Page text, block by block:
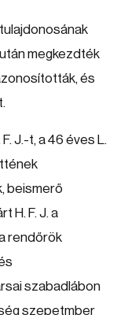
megkezdték
és
J.-t, a 46 éves L.
beismerő
H. F. J. a
rendőrök
szabadlábon
szepetmber